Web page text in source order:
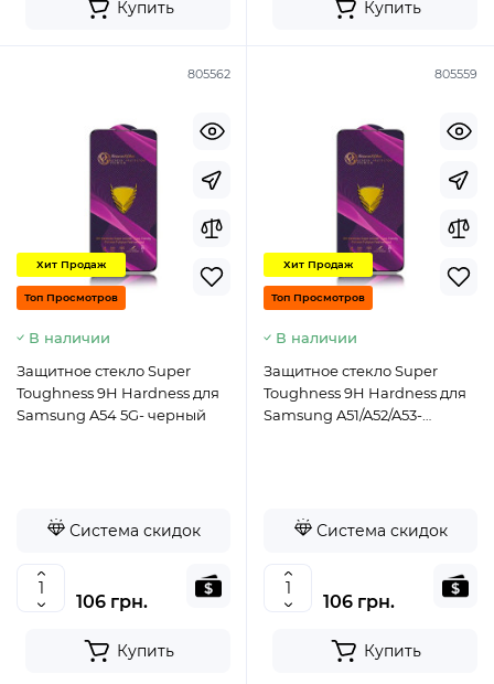
Купить Купить
805562
Хит Продаж
Топ Просмотров
В наличии
Защитное стекло Super
Toughness 9H Hardness для
Samsung A54 5G- черный
Система скидок
106 грн.
Купить
805559
Хит Продаж
Топ Просмотров
В наличии
Защитное стекло Super
Toughness 9H Hardness для
Samsung A51/A52/A53-
Система скидок
106 грн.
Купить